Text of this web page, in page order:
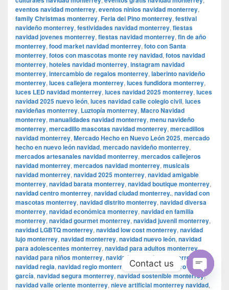
eventos navidad monterrey, eventos ninios navidad monterrey,
family Christmas monterrey, Feria del Pino monterrey, festival
navideño monterrey, festividades navidad monterrey, fiestas
navidad jovenes monterrey, fiestas navidad monterrey, fin de año
monterrey, food market navidad monterrey, foto con Santa
monterrey, fotos con mascotas monte rey navidad, fotos navidad
monterrey, hoteles navidad monterrey, instagram navidad
monterrey, intercambio de regalos monterrey, laberinto navideño
monterrey, luces callejera monterrey, luces fundidora monterrey,
luces LED navidad monterrey, luces navidad 2025 monterrey, luces
navidad 2025 nuevo león, luces navidad calle colegio civil, luces
navideñas monterrey, Luztopía monterrey, Macro Navidad
monterrey, manualidades navidad monterrey, menu navideño
monterrey, mercadillo mascotas navidad monterrey, mercadillos
navidad monterrey, Mercado Hecho en Nuevo León 2025, mercado
hecho en nuevo león navidad, mercado navideño monterrey,
mercados artesanales navidad monterrey, mercados callejeros
navidad monterrey, mercados navidad monterrey, musicals
navidad monterrey, navidad 2025 monterrey, navidad amigable
monterrey, navidad barata monterrey, navidad boutique monterrey,
navidad centro monterrey, navidad ciudad monterrey., navidad con
mascotas monterrey, navidad distrito monterrey, navidad diversa
monterrey, navidad económica monterrey, navidad en familia
monterrey, navidad gourmet monterrey, navidad juvenil monterrey,
navidad LGBTQ monterrey, navidad low cost monterrey, navidad
lujo monterrey, navidad monterrey, navidad nuevo león, navidad
para adolescentes monterrey, navidad para adultos monterrey,
navidad para niños monterrey, navidad para todos monterrey,
navidad regia, navidad regio monterrey ,navidad san pedro garza
garcía, navidad segura monterrey, navidad sostenible monterrey,
navidad valle oriente monterrey, nieve artificial monterrey navidad,
Contact us
Open